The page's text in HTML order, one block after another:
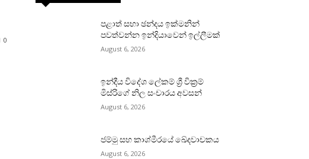
0
පළාත් සභා ඡන්දය ඉක්මනින්
පවත්වන්න ඉන්දියාවෙන් ඉල්ලීමක්
August 6, 2026
ඉන්දීය විදේශ ලේකම් ශ්‍රී වික්‍රම්
මිස්රිගේ නිල සංචාරය අවසන්
August 6, 2026
ජම්මු සහ කාශ්මීරයේ ඛේදවාචකය
August 6, 2026